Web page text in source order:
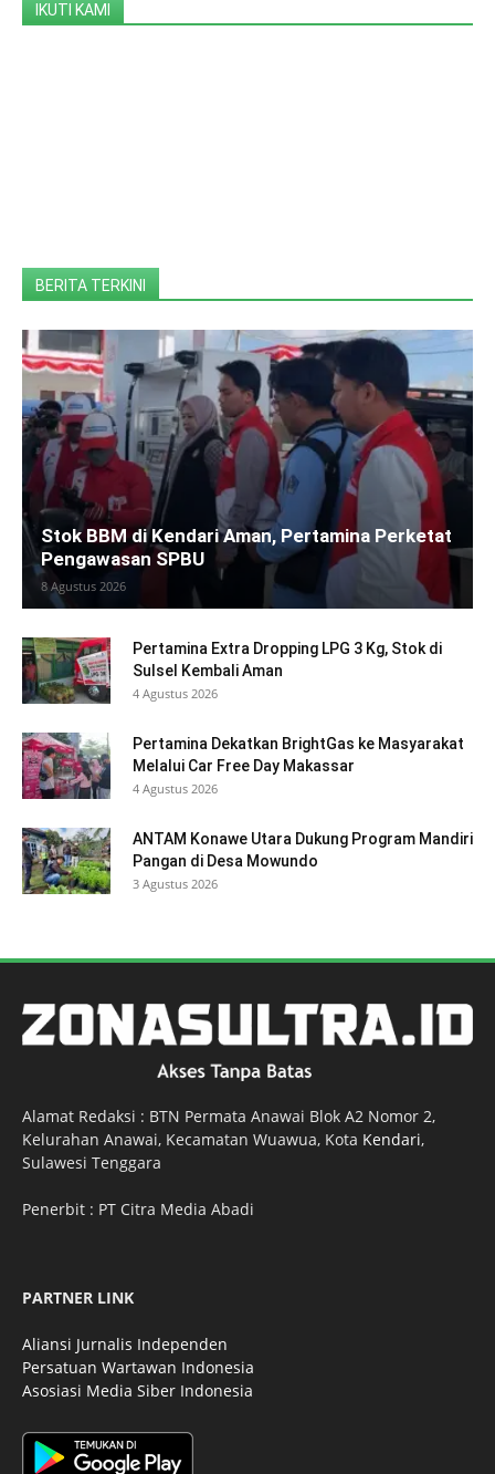
IKUTI KAMI
BERITA TERKINI
Stok BBM di Kendari Aman, Pertamina Perketat
Pengawasan SPBU
8 Agustus 2026
Pertamina Extra Dropping LPG 3 Kg, Stok di
Sulsel Kembali Aman
4 Agustus 2026
Pertamina Dekatkan BrightGas ke Masyarakat
Melalui Car Free Day Makassar
4 Agustus 2026
ANTAM Konawe Utara Dukung Program Mandiri
Pangan di Desa Mowundo
3 Agustus 2026
Alamat Redaksi : BTN Permata Anawai Blok A2 Nomor 2,
Kelurahan Anawai, Kecamatan Wuawua, Kota Kendari,
Sulawesi Tenggara
Penerbit : PT Citra Media Abadi
PARTNER LINK
Aliansi Jurnalis Independen
Persatuan Wartawan Indonesia
Asosiasi Media Siber Indonesia